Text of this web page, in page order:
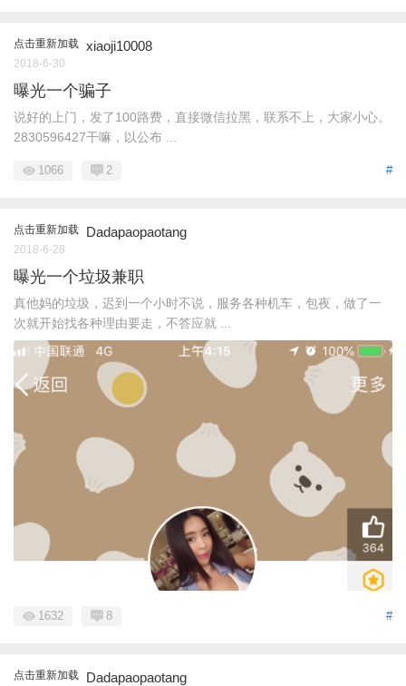
点击重新加载 xiaoji10008
2018-6-30
曝光一个骗子
说好的上门，发了100路费，直接微信拉黑，联系不上，大家小心。
2830596427干嘛，以公布 ...
#
1066 2
点击重新加载 Dadapaopaotang
2018-6-28
曝光一个垃圾兼职
真他妈的垃圾，迟到一个小时不说，服务各种机车，包夜，做了一
次就开始找各种理由要走，不答应就 ...
#
1632 8
点击重新加载 Dadapaopaotang